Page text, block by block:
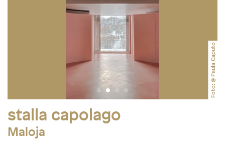
Foto: @ Paula Caputo
stalla capolago
Maloja